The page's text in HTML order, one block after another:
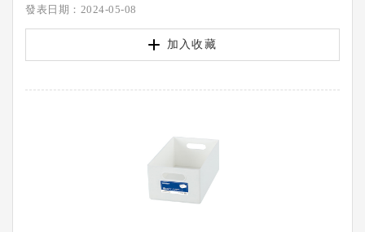
發表日期：2024-05-08
加入收藏